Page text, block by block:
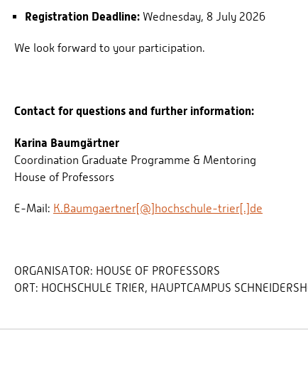
Registration Deadline: Wednesday, 8 July 2026
We look forward to your participation.
Contact for questions and further information:
Karina Baumgärtner
Coordination Graduate Programme & Mentoring
House of Professors
E-Mail: K.Baumgaertner[@]hochschule-trier[.]de
ORGANISATOR: HOUSE OF PROFESSORS
ORT: HOCHSCHULE TRIER, HAUPTCAMPUS